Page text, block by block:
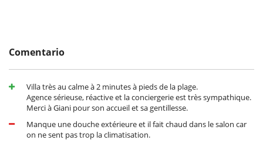
Comentario
Villa très au calme à 2 minutes à pieds de la plage.
Agence sérieuse, réactive et la conciergerie est très sympathique.
Merci à Giani pour son accueil et sa gentillesse.
Manque une douche extérieure et il fait chaud dans le salon car
on ne sent pas trop la climatisation.